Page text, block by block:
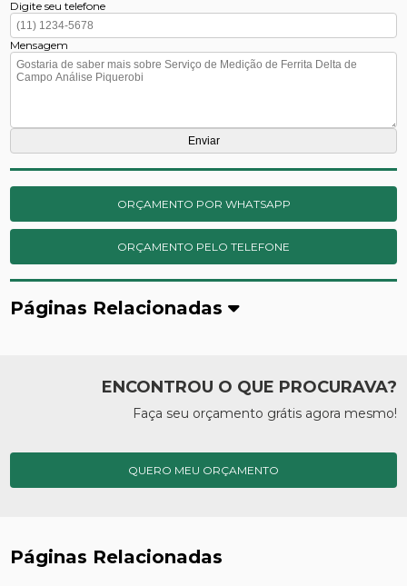
Digite seu telefone
Mensagem
ORÇAMENTO POR WHATSAPP
ORÇAMENTO PELO TELEFONE
Páginas Relacionadas
ENCONTROU O QUE PROCURAVA?
Faça seu orçamento grátis agora mesmo!
QUERO MEU ORÇAMENTO
Páginas Relacionadas